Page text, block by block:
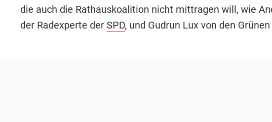
die auch die Rathauskoalition nicht mittragen will, wie
der Radexperte der SPD, und Gudrun Lux von den